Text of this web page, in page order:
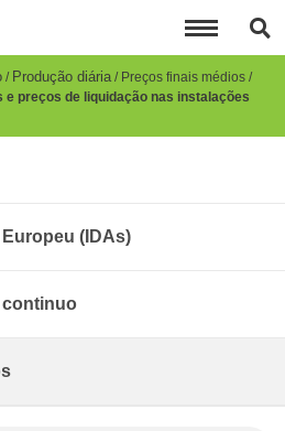
Produção diária Preços finais médios
e preços de liquidação nas instalações
(IDAs)
continuo